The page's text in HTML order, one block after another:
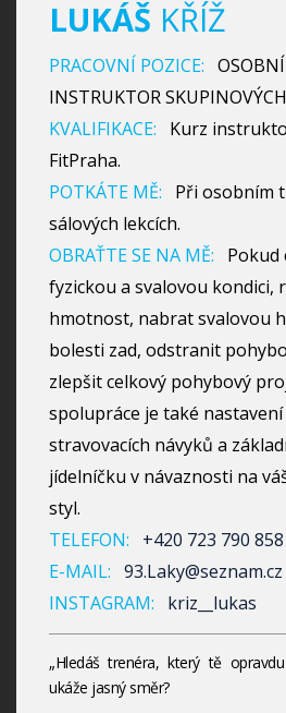
LUKÁŠ KŘÍŽ
PRACOVNÍ POZICE:
INSTRUKTOR
KVALIFIKACE:
Kurz
FitPraha.
POTKÁTE MĚ:
Při osobním
sálových lekcích.
OBRAŤTE SE NA MĚ:
Pokud
fyzickou a svalovou kondici,
hmotnost, nabrat svalovou
bolesti zad, odstranit
zlepšit celkový pohybový
spolupráce je také nastavení
stravovacích návyků a
jídelníčku v návaznosti na
styl.
TELEFON:
+420 723 790 858
E-MAIL: 93.Laky@seznam.cz
INSTAGRAM:
kriz__lukas
„Hledáš trenéra, který tě
ukáže jasný směr?